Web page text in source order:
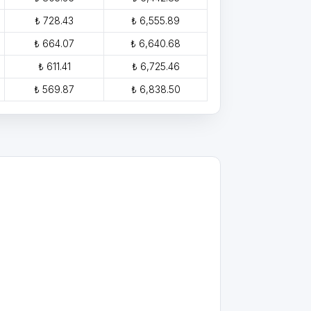
₺ 728.43
₺ 6,555.89
₺ 664.07
₺ 6,640.68
₺ 611.41
₺ 6,725.46
₺ 569.87 ₺ 6,838.50